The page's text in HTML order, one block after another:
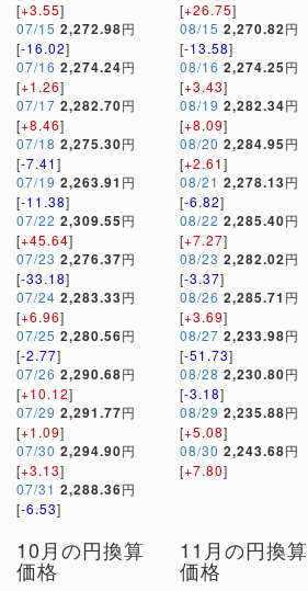
[+3.55]
07/15 2,272.98円
[-16.02]
07/16 2,274.24円
[+1.26]
07/17 2,282.70円
[+8.46]
07/18 2,275.30円
[-7.41]
07/19 2,263.91 円
[-11.38]
07/22 2,309.55円
[+45.64]
07/23 2,276.37円
[-33.18]
07/24 2,283.33円
[+6.96]
07/25 2,280.56円
[-2.77]
07/26 2,290.68円
[+10.12]
07/29 2,291.77円
[+1.09]
07/30 2,294.90円
[+3.13]
07/31 2,288.36円
[-6.53]
[+26.75]
08/15 2,270.82円
[-13.58]
08/16 2,274.25円
[+3.43]
08/19 2,282.34円
[+8.09]
08/20 2,284.95円
[+2.61]
08/21 2,278.13円
[-6.82]
08/22 2,285.40円
[+7.27]
08/23 2,282.02円
[-3.37]
08/26 2,285.71 円
[+3.69]
08/27 2,233.98円
[-51.73]
08/28 2,230.80円
[-3.18]
08/29 2,235.88円
[+5.08]
08/30 2,243.68円
[+7.80]
10月の円換算
価格
11月の円換算
価格